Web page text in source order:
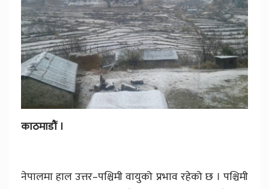
काठमाडौं ।
नेपालमा हाल उत्तर–पश्चिमी वायुको प्रभाव रहेको छ । पश्चिमी